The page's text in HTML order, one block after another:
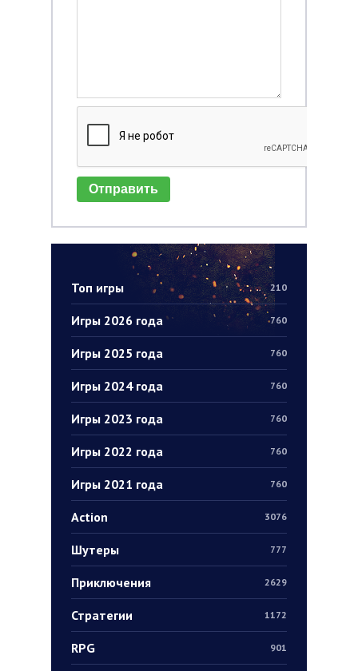
Топ игры 210
Игры 2026 года 760
Игры 2025 года 760
Игры 2024 года 760
Игры 2023 года 760
Игры 2022 года 760
Игры 2021 года 760
Action 3076
Шутеры 777
Приключения 2629
Стратегии 1172
RPG 901
Отправить